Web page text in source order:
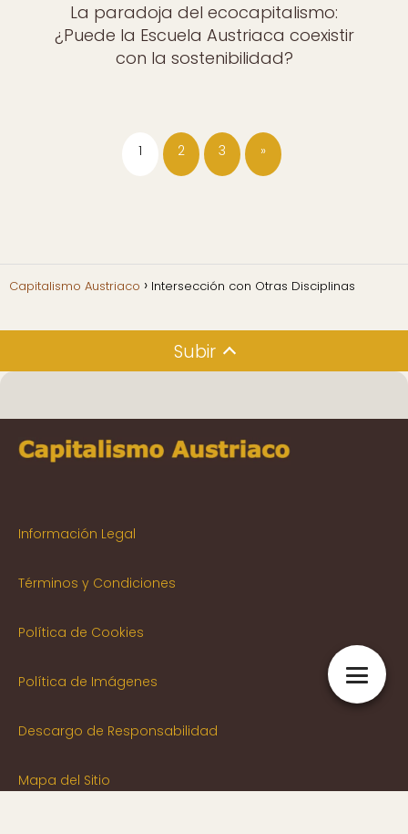
La paradoja del ecocapitalismo:
¿Puede la Escuela Austriaca coexistir
con la sostenibilidad?
1 2 3 »
Capitalismo Austriaco Intersección con Otras Disciplinas
Subir
Información Legal
Términos y Condiciones
Política de Cookies
Política de Imágenes
Descargo de Responsabilidad
Mapa del Sitio